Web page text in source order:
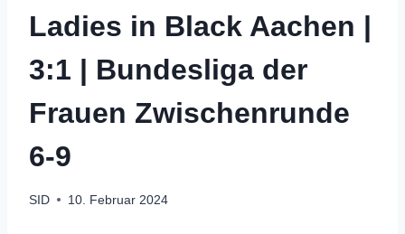
Ladies in Black Aachen |
3:1 | Bundesliga der
Frauen Zwischenrunde
6-9
SID 10. Februar 2024